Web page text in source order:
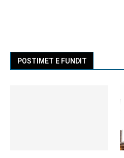
POSTIMET E FUNDIT